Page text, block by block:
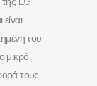
του
μικρό
τους